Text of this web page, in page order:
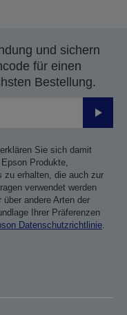
und sichern
für einen
Bestellung.
Sie sich damit
Produkte,
zu erhalten, die auch zur
verwendet werden
andere Arten der
Ihrer Präferenzen
Datenschutzrichtlinie.